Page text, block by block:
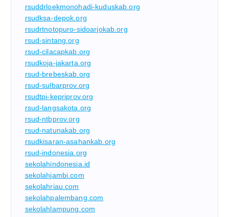
rsuddrloekmonohadi-kuduskab.org
rsudksa-depok.org
rsudrtnotopuro-sidoarjokab.org
rsud-sintang.org
rsud-cilacapkab.org
rsudkoja-jakarta.org
rsud-brebeskab.org
rsud-sulbarprov.org
rsudtpi-kepriprov.org
rsud-langsakota.org
rsud-ntbprov.org
rsud-natunakab.org
rsudkisaran-asahankab.org
rsud-indonesia.org
sekolahindonesia.id
sekolahjambi.com
sekolahriau.com
sekolahpalembang.com
sekolahlampung.com